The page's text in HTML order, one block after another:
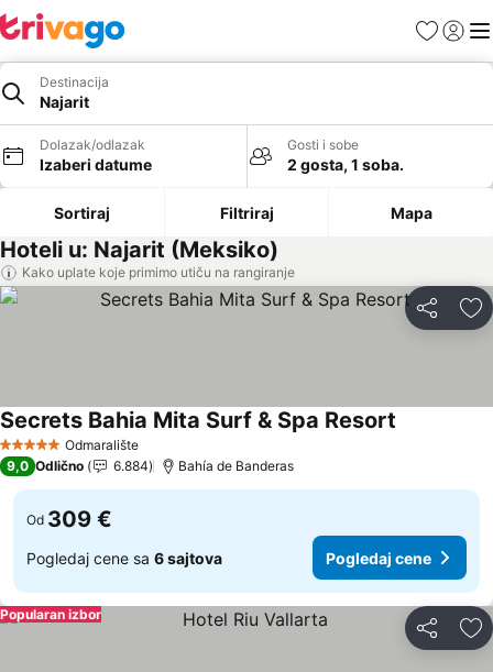
FavoritiPrijavi
Destinacija
Najarit
Dolazak/odlazak
Izaberi datume
Gosti i sobe
2 gosta, 1 soba.
Sortiraj Filtriraj Mapa
Hoteli u: Najarit (Meksiko)
Kako uplate koje primimo utiču na rangiranje
Deli
5 ZvezdiceOdmaralište
Secrets Bahia Mita Surf & Spa Resort
9,0 Odlično 6.884 Bahía de Banderas
Od 309 €
Pogledaj cene sa 6 sajtova Pogledaj cene
Deli
Popularan izbor